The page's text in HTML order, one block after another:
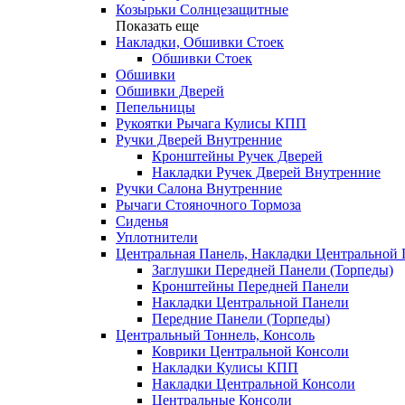
Козырьки Солнцезащитные
Показать еще
Накладки, Обшивки Стоек
Обшивки Стоек
Обшивки
Обшивки Дверей
Пепельницы
Рукоятки Рычага Кулисы КПП
Ручки Дверей Внутренние
Кронштейны Ручек Дверей
Накладки Ручек Дверей Внутренние
Ручки Салона Внутренние
Рычаги Стояночного Тормоза
Сиденья
Уплотнители
Центральная Панель, Накладки Центральной
Заглушки Передней Панели (Торпеды)
Кронштейны Передней Панели
Накладки Центральной Панели
Передние Панели (Торпеды)
Центральный Тоннель, Консоль
Коврики Центральной Консоли
Накладки Кулисы КПП
Накладки Центральной Консоли
Центральные Консоли